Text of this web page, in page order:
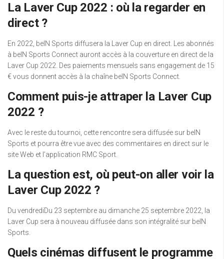
La Laver Cup 2022 : où la regarder en
direct ?
En 2022, beIN Sports diffusera la Laver Cup en direct. Les abonnés
à beIN Sports Connect auront accès à la couverture en direct de la
Laver Cup 2022. Des paiements mensuels sans engagement de 15
€ vous donnent accès à la chaîne beIN Sports Connect.
Comment puis-je attraper la Laver Cup
2022 ?
Avec le reste du tournoi, cette rencontre sera diffusée sur beIN
Sports et pourra être vue avec des commentaires en direct sur le
site Web et l’application RMC Sport.
La question est, où peut-on aller voir la
Laver Cup 2022 ?
Du vendrediDu 23 septembre au dimanche 25 septembre 2022, la
Laver Cup sera à nouveau diffusée dans son intégralité sur beIN
Sports.
Quels cinémas diffusent le programme